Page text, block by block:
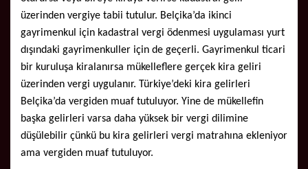
üzerinden vergiye tabii tutulur. Belçika’da ikinci
gayrimenkul için kadastral vergi ödenmesi uygulaması yurt
dışındaki gayrimenkuller için de geçerli. Gayrimenkul ticari
bir kuruluşa kiralanırsa mükelleflere gerçek kira geliri
üzerinden vergi uygulanır. Türkiye’deki kira gelirleri
Belçika’da vergiden muaf tutuluyor. Yine de mükellefin
başka gelirleri varsa daha yüksek bir vergi dilimine
düşülebilir çünkü bu kira gelirleri vergi matrahına ekleniyor
ama vergiden muaf tutuluyor.